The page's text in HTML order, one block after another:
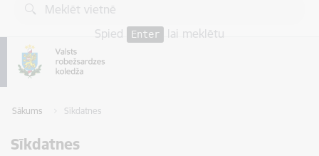
Pāriet uz lapas saturu
Spied
Enter lai meklētu
Sākums Sīkdatnes
Sīkdatnes